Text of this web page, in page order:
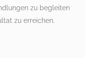
zu begleiten
zu erreichen.